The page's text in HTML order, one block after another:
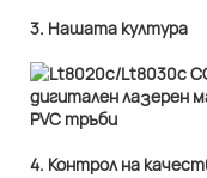
3. Нашата култура
4. Контрол на